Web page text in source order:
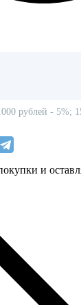
рублей - 5%;
и